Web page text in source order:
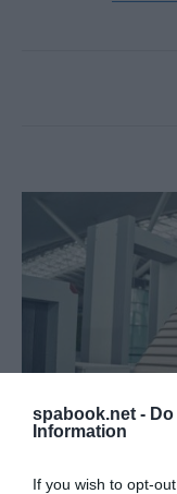
spabook.net -
Information
If you wish to opt-